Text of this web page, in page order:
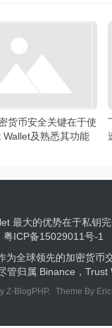
货币安全关键在于使
Wallet及熟悉其功能
最大的优势在于私钥
粤ICP备15029011号-1
为全球领先的加密货币
管归属 Binance，Trust
Z-BlogPHP. Theme By